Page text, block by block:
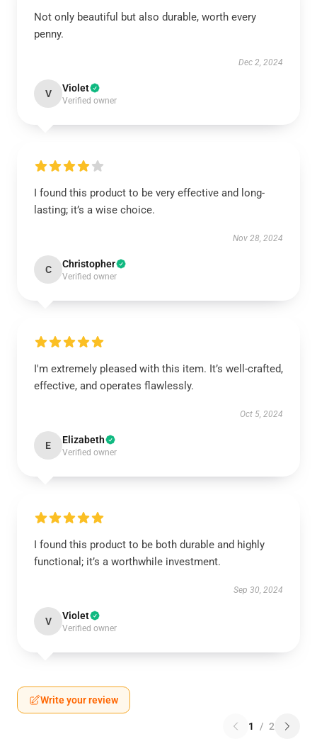
Not only beautiful but also durable, worth every
penny.
Dec 2, 2024
V Violet
Verified owner
I found this product to be very effective and long-
lasting; it’s a wise choice.
Nov 28, 2024
C Christopher
Verified owner
I'm extremely pleased with this item. It’s well-crafted,
effective, and operates flawlessly.
Oct 5, 2024
E Elizabeth
Verified owner
I found this product to be both durable and highly
functional; it’s a worthwhile investment.
Sep 30, 2024
V Violet
Verified owner
Write your review
1 / 2